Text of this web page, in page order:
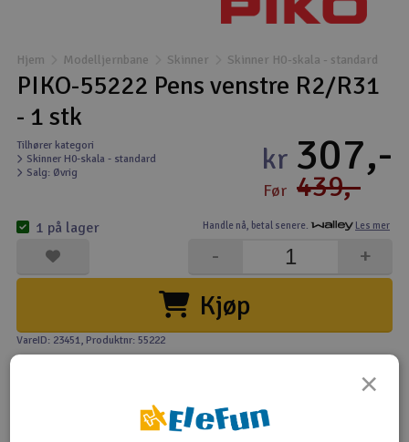
Droner
Droner for FPV
Fly
Helikopter
Kamerautstyr
Modellbygging, LEGO & byggesett
Modelljernbane
Hjem Modelljernbane Skinner Skinner H0-skala - standard
PIKO-55222 Pens venstre R2/R31
- 1 stk
Tilhører kategori
Skinner H0-skala - standard
Salg: Øvrig
Handle nå, betal senere. Les mer
kr 307,-
Før 439,-
Kjøp
+
-
1 på lager
VareID: 23451, Produktnr: 55222
×